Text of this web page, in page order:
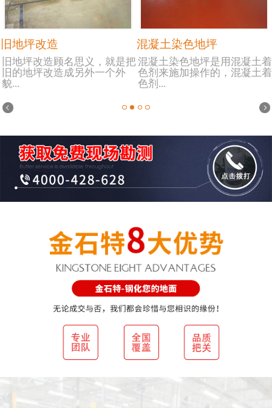
旧地坪改造
旧地坪改造顾名思义，就是把
旧的地坪改造成另外一个外
貌...
混凝土染色地坪
混凝土染色地坪是用混凝土着
色剂来施加操作的，混凝土着
色剂...